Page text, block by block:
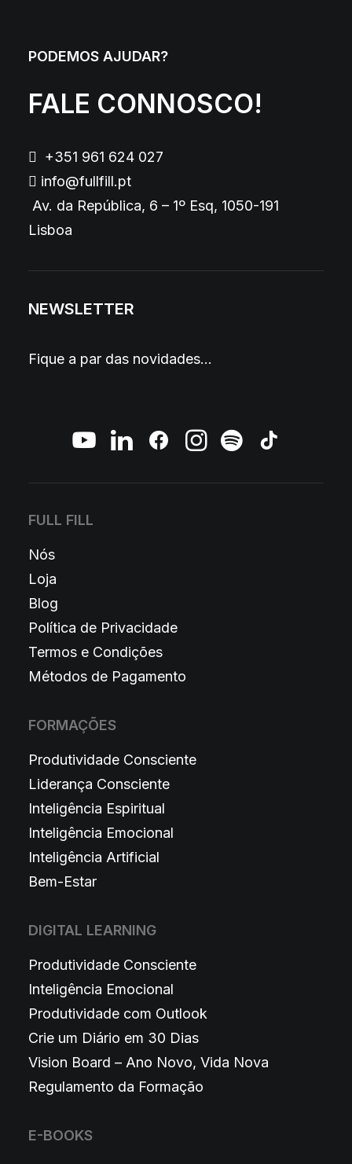
PODEMOS AJUDAR?
FALE CONNOSCO!
+351 961 624 027
info@fullfill.pt
Av. da República, 6 – 1º Esq, 1050-191
Lisboa
NEWSLETTER
Fique a par das novidades…
FULL FILL
Nós
Loja
Blog
Política de Privacidade
Termos e Condições
Métodos de Pagamento
FORMAÇÕES
Produtividade Consciente
Liderança Consciente
Inteligência Espiritual
Inteligência Emocional
Inteligência Artificial
Bem-Estar
DIGITAL LEARNING
Produtividade Consciente
Inteligência Emocional
Produtividade com Outlook
Crie um Diário em 30 Dias
Vision Board – Ano Novo, Vida Nova
Regulamento da Formação
E-BOOKS